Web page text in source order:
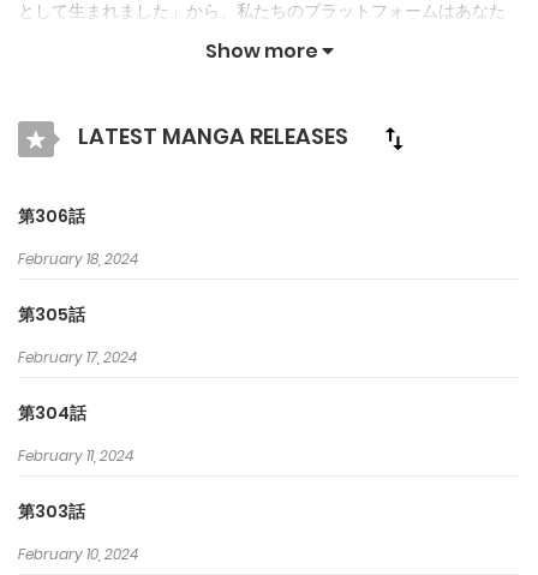
として生まれました」から、私たちのプラットフォームはあなた
を楽しませ続けるためにオリジナル作品とIPを紹介します. クラマ
Show more
LATEST MANGA RELEASES
第306話
February 18, 2024
第305話
February 17, 2024
第304話
February 11, 2024
第303話
February 10, 2024